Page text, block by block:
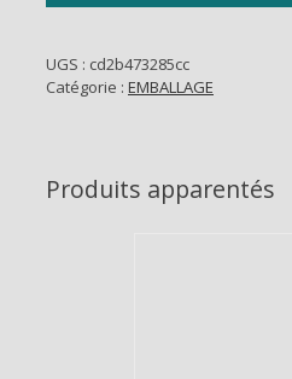
UGS : cd2b473285cc
Catégorie : EMBALLAGE
Produits apparentés